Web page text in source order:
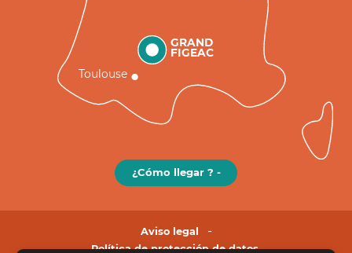
GRAND
FIGEAC
Toulouse
¿Cómo llegar ? -
Aviso legal
Política de protección de datos.